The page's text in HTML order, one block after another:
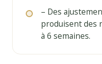
– Des
produisent des
à 6 semaines.